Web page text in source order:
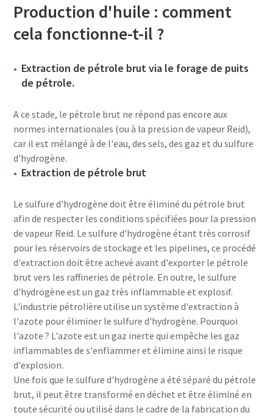
Production d'huile : comment
cela fonctionne-t-il ?
Extraction de pétrole brut via le forage de puits
de pétrole.
A ce stade, le pétrole brut ne répond pas encore aux
normes internationales (ou à la pression de vapeur Reid),
car il est mélangé à de l'eau, des sels, des gaz et du sulfure
d'hydrogène.
Extraction de pétrole brut
Le sulfure d'hydrogène doit être éliminé du pétrole brut
afin de respecter les conditions spécifiées pour la pression
de vapeur Reid. Le sulfure d'hydrogène étant très corrosif
pour les réservoirs de stockage et les pipelines, ce procédé
d'extraction doit être achevé avant d'exporter le pétrole
brut vers les raffineries de pétrole. En outre, le sulfure
d'hydrogène est un gaz très inflammable et explosif.
L'industrie pétrolière utilise un système d'extraction à
l'azote pour éliminer le sulfure d'hydrogène. Pourquoi
l'azote ? L'azote est un gaz inerte qui empêche les gaz
inflammables de s'enflammer et élimine ainsi le risque
d'explosion.
Une fois que le sulfure d'hydrogène a été séparé du pétrole
brut, il peut être transformé en déchet et être éliminé en
toute sécurité ou utilisé dans le cadre de la fabrication du